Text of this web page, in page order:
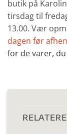
butik på
tirsdag til
13.00. Vær
dagen før
for de varer,